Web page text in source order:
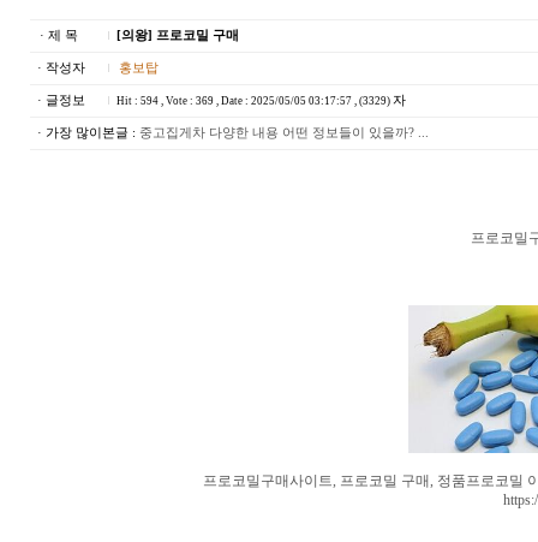
· 제 목 [의왕] 프로코밀 구매
· 작성자 홍보탑
· 글정보 Hit : 594 , Vote : 369 , Date : 2025/05/05 03:17:57 , (3329) 자
· 가장 많이본글 : 중고집게차 다양한 내용 어떤 정보들이 있을까? ...
프로코밀
프로코밀구매사이트, 프로코밀 구매, 정품프로코밀